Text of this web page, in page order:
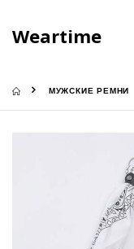
Weartime
МУЖСКИЕ РЕМНИ